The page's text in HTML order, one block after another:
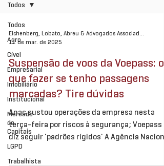
Todos
Agro
Cível
Empresarial
Imobiliário
Institucional
Mercado
de
Capitais
LGPD
Trabalhista
Todos
Eichenberg, Lobato, Abreu & Advogados Associados
11 de mar. de 2025
Suspensão de voos da Voepass: o
que fazer se tenho passagens
marcadas? Tire dúvidas
Anac sustou operações da empresa nesta
terça-feira por riscos à segurança; Voepass
diz seguir 'padrões rígidos' A Agência
de...